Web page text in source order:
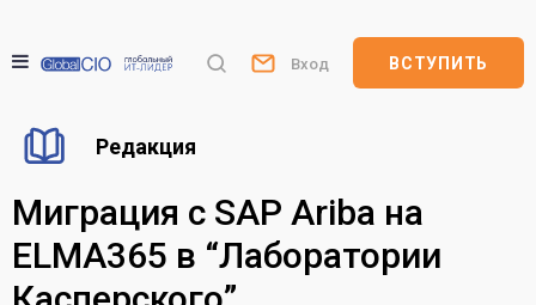
Вход ВСТУПИТЬ
Редакция
Миграция с SAP Ariba на
ELMA365 в “Лаборатории